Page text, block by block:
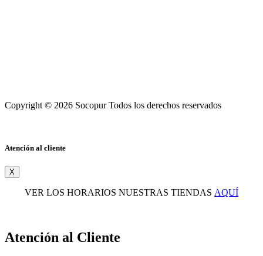
Copyright © 2026 Socopur Todos los derechos reservados
Atención al cliente
X
VER LOS HORARIOS NUESTRAS TIENDAS AQUÍ
Atención al Cliente